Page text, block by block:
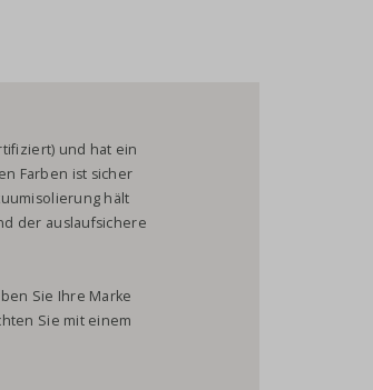
und hat ein
Farben ist sicher
hält
der auslaufsichere
Sie Ihre Marke
Sie mit einem